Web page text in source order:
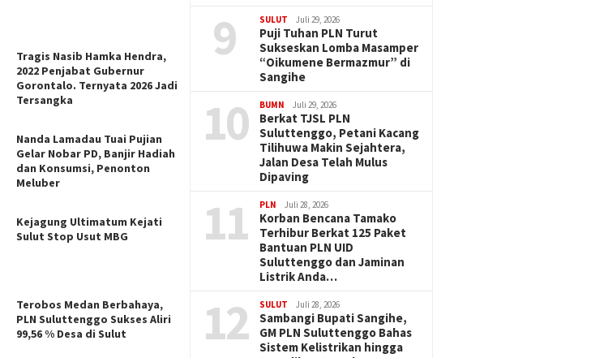
Tragis Nasib Hamka Hendra,
2022 Penjabat Gubernur
Gorontalo. Ternyata 2026 Jadi
Tersangka
Nanda Lamadau Tuai Pujian
Gelar Nobar PD, Banjir Hadiah
dan Konsumsi, Penonton
Meluber
Kejagung Ultimatum Kejati
Sulut Stop Usut MBG
Terobos Medan Berbahaya,
PLN Suluttenggo Sukses Aliri
99,56 % Desa di Sulut
9 SULUT Juli 29, 2026
Puji Tuhan PLN Turut
Sukseskan Lomba Masamper
“Oikumene Bermazmur” di
Sangihe
10 BUMN Juli 29, 2026
Berkat TJSL PLN
Suluttenggo, Petani Kacang
Tilihuwa Makin Sejahtera,
Jalan Desa Telah Mulus
Dipaving
11 PLN Juli 28, 2026
Korban Bencana Tamako
Terhibur Berkat 125 Paket
Bantuan PLN UID
Suluttenggo dan Jaminan
Listrik Anda…
12 SULUT Juli 28, 2026
Sambangi Bupati Sangihe,
GM PLN Suluttenggo Bahas
Sistem Kelistrikan hingga